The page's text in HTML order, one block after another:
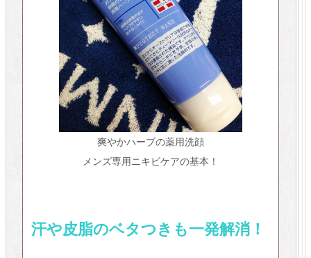
爽やかハーブの薬用洗顔
メンズ専用ニキビケアの基本！
汗や皮脂のベタつきも一発解消！